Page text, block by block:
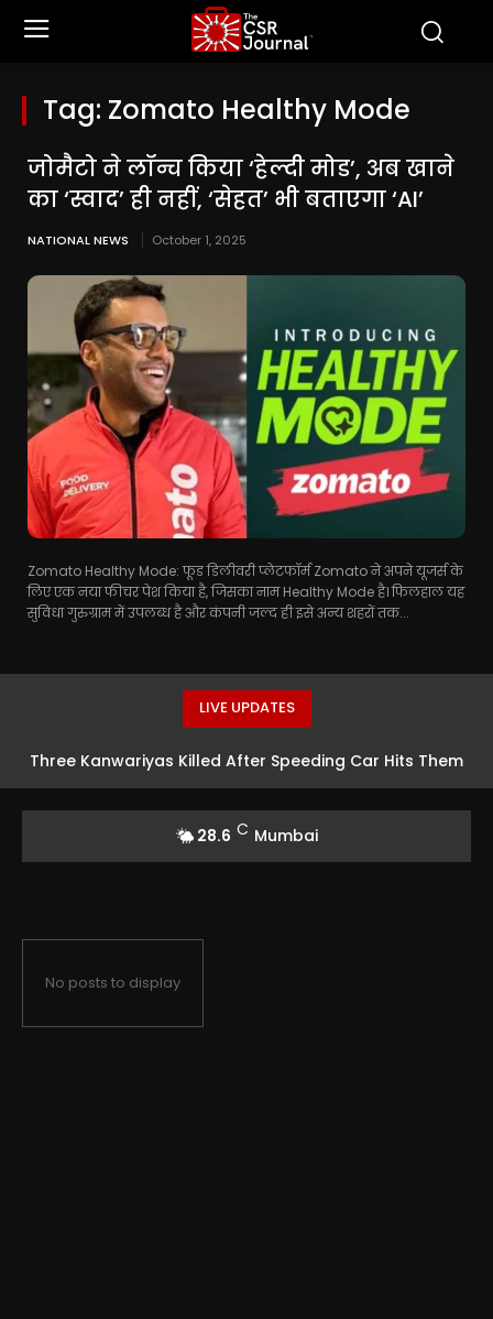
Tag: Zomato Healthy Mode
जोमैटो ने लॉन्च किया ‘हेल्दी मोड’, अब खाने
का ‘स्वाद’ ही नहीं, ‘सेहत’ भी बताएगा ‘AI’
NATIONAL NEWS October 1, 2025
Zomato Healthy Mode: फूड डिलीवरी प्लेटफॉर्म Zomato ने अपने यूजर्स के
लिए एक नया फीचर पेश किया है, जिसका नाम Healthy Mode है। फिलहाल यह
सुविधा गुरुग्राम में उपलब्ध है और कंपनी जल्द ही इसे अन्य शहरों तक...
LIVE UPDATES
Three Kanwariyas Killed After Speeding Car Hits Them
28.6 C Mumbai
No posts to display